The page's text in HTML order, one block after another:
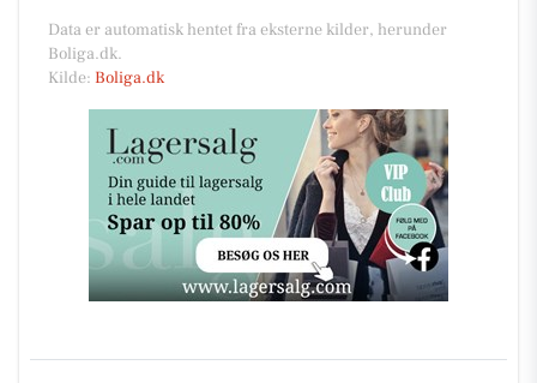
Data er automatisk hentet fra eksterne kilder, herunder
Boliga.dk.
Kilde: Boliga.dk